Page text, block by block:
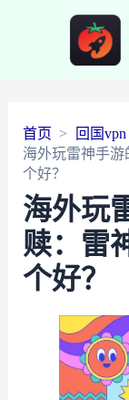
首页
回国vpn
海外玩雷神手
个好？
海外玩
赎：雷
个好？